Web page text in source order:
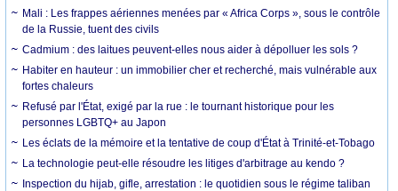
Mali : Les frappes aériennes menées par « Africa Corps », sous le contrôle
de la Russie, tuent des civils
Cadmium : des laitues peuvent-elles nous aider à dépolluer les sols ?
Habiter en hauteur : un immobilier cher et recherché, mais vulnérable aux
fortes chaleurs
Refusé par l'État, exigé par la rue : le tournant historique pour les
personnes LGBTQ+ au Japon
Les éclats de la mémoire et la tentative de coup d'État à Trinité-et-Tobago
La technologie peut-elle résoudre les litiges d'arbitrage au kendo ?
Inspection du hijab, gifle, arrestation : le quotidien sous le régime taliban